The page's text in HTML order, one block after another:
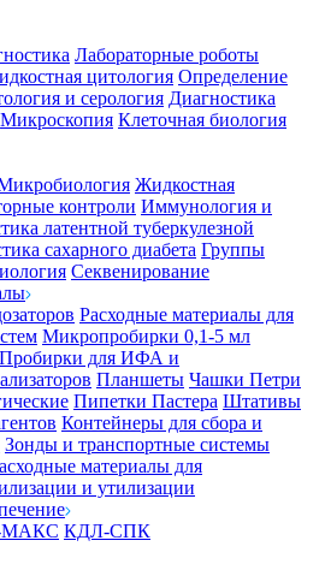
Лабораторные роботы
цитология Определение
и серология Диагностика
Микроскопия Клеточная биология
Жидкостная
контроли Иммунология и
латентной туберкулезной
сахарного диабета Группы
Секвенирование
Расходные материалы для
Микропробирки 0,1-5 мл
Пробирки для ИФА и
Планшеты Чашки Петри
Пипетки Пастера Штативы
Контейнеры для сбора и
Зонды и транспортные системы
материалы для
и утилизации
КДЛ-СПК